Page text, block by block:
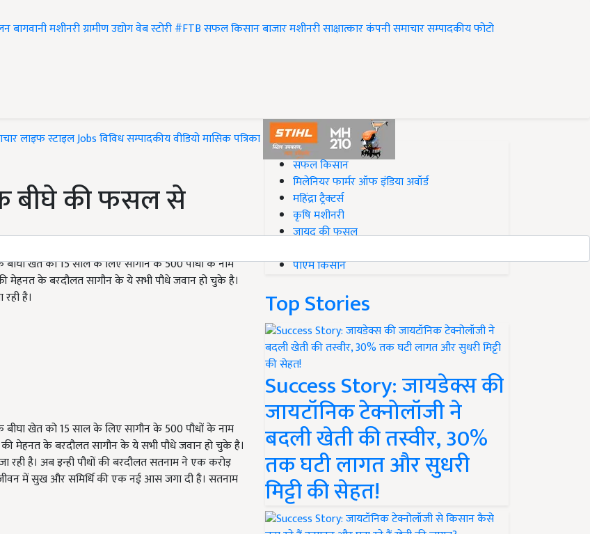
बागवानीमशीनरीग्रामीण उद्योगवेब स्टोरी#FTBसफल किसानबाजारमशीनरीसाक्षात्कारकंपनी समाचारसम्पादकीयफोटो
लाइफ स्टाइलJobsविविधसम्पादकीयवीडियोमासिक पत्रिका
बीघे की फसल से
बीघा खेत को 15 साल के लिए सागौन के 500 पौधों के नाम
मेहनत के बरदौलत सागौन के ये सभी पौधे जवान हो चुके है।
है।
बीघा खेत को 15 साल के लिए सागौन के 500 पौधों के नाम
मेहनत के बरदौलत सागौन के ये सभी पौधे जवान हो चुके है।
है। अब इन्ही पौधों की बरदौलत सतनाम ने एक करोड़
में सुख और समिर्धि की एक नई आस जगा दी है। सतनाम
#Top on Krishi Jagran
सफल किसान
मिलेनियर फार्मर ऑफ इंडिया अवॉर्ड
महिंद्रा ट्रैक्टर्स
कृषि मशीनरी
जायद की फसल
पीएम किसान
Top Stories
Success Story: जायडेक्स की
जायटॉनिक टेक्नोलॉजी ने
बदली खेती की तस्वीर, 30%
तक घटी लागत और सुधरी
मिट्टी की सेहत!